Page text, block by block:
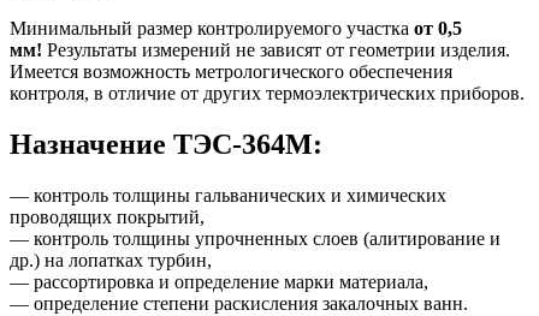
Минимальный размер контролируемого участка от 0,5
мм! Результаты измерений не зависят от геометрии изделия.
Имеется возможность метрологического обеспечения
контроля, в отличие от других термоэлектрических приборов.
Назначение ТЭС-364М:
— контроль толщины гальванических и химических
проводящих покрытий,
— контроль толщины упрочненных слоев (алитирование и
др.) на лопатках турбин,
— рассортировка и определение марки материала,
— определение степени раскисления закалочных ванн.